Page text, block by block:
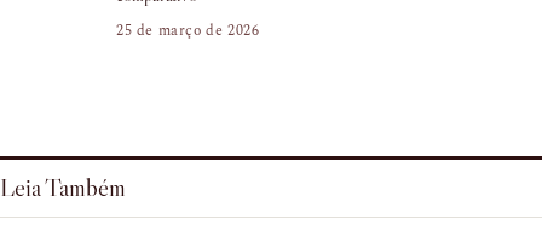
25 de março de 2026
Leia Também